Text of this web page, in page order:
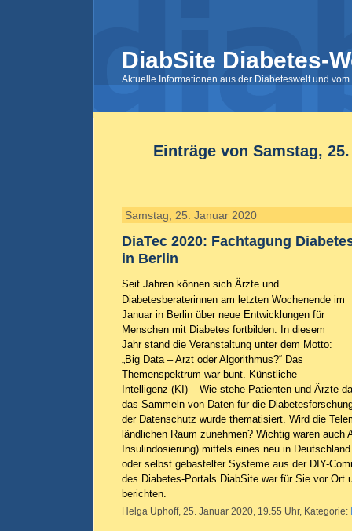
DiabSite Diabetes-
Aktuelle Informationen aus der Diabeteswelt und
Einträge von Samstag,
Samstag, 25. Januar 2020
DiaTec 2020: Fachtagung
in Berlin
Seit Jahren können sich Ärzte und
Diabetesberaterinnen am letzten Wochenende im
Januar in Berlin über neue Entwicklungen für
Menschen mit Diabetes fortbilden. In diesem
Jahr stand die Veranstaltung unter dem Motto:
„Big Data – Arzt oder Algorithmus?“ Das
Themenspektrum war bunt. Künstliche
Intelligenz (KI) – Wie stehe Patienten und Ärzte
das Sammeln von Daten für die
der Datenschutz wurde thematisiert. Wird die
ländlichen Raum zunehmen? Wichtig waren auch
Insulindosierung) mittels eines neu in
oder selbst gebastelter Systeme aus der DIY-
des Diabetes-Portals DiabSite war für Sie vor Ort
berichten.
Helga Uphoff, 25. Januar 2020, 19.55 Uhr, Kategorie: